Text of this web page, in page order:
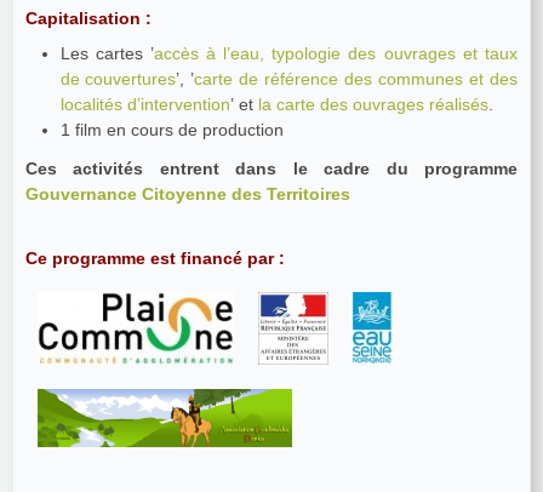
Capitalisation :
Les cartes ’accès à l’eau, typologie des ouvrages et taux
de couvertures’, ’carte de référence des communes et des
localités d’intervention’ et la carte des ouvrages réalisés.
1 film en cours de production
Ces activités entrent dans le cadre du programme
Gouvernance Citoyenne des Territoires
Ce programme est financé par :